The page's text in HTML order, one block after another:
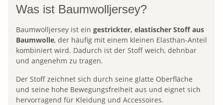
Was ist Baumwolljersey?
Baumwolljersey ist ein gestrickter, elastischer Stoff aus
Baumwolle, der häufig mit einem kleinen Elasthan-Anteil
kombiniert wird. Dadurch ist der Stoff weich, dehnbar
und angenehm zu tragen.
Der Stoff zeichnet sich durch seine glatte Oberfläche
und seine hohe Bewegungsfreiheit aus und eignet sich
hervorragend für Kleidung und Accessoires.